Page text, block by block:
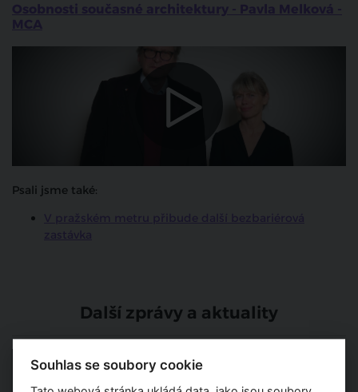
Osobnosti současné architektury - Pavla Melková -
MCA
Psali jsme také:
V pražském metru přibude další bezbariérová
zastávka
Další zprávy a aktuality
architektury - Pavla Melková
Souhlas se soubory cookie